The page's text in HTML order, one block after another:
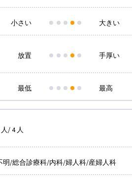
小さい 大きい
放置 手厚い
最低 最高
/ 4 人
明/総合診療科/内科/婦人科/産婦人科